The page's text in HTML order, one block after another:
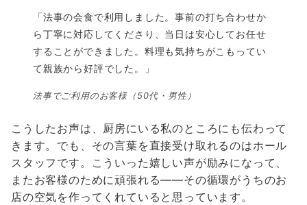
「法事の会食で利用しました。事前の打ち合わせか
ら丁寧に対応してくださり、当日は安心してお任せ
することができました。料理も気持ちがこもってい
て親族から好評でした。」
法事でご利用のお客様（50代・男性）
こうしたお声は、厨房にいる私のところにも伝わって
きます。でも、その言葉を直接受け取れるのはホール
スタッフです。こういった嬉しい声が励みになって、
またお客様のために頑張れる——その循環がうちのお
店の空気を作ってくれていると思っています。